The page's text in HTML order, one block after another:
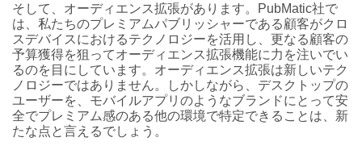
そして、オーディエンス拡張があります。PubMatic社で
は、私たちのプレミアムパブリッシャーである顧客がクロ
スデバイスにおけるテクノロジーを活用し、更なる顧客の
予算獲得を狙ってオーディエンス拡張機能に力を注いでい
るのを目にしています。オーディエンス拡張は新しいテク
ノロジーではありません。しかしながら、デスクトップの
ユーザーを、モバイルアプリのようなブランドにとって安
全でプレミアム感のある他の環境で特定できることは、新
たな点と言えるでしょう。